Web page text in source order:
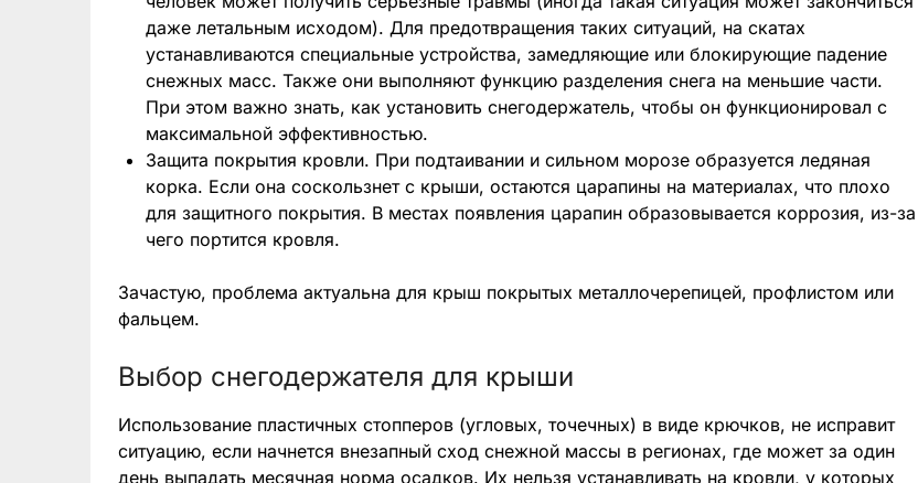
даже летальным исходом). Для предотвращения таких ситуаций, на скатах
устанавливаются специальные устройства, замедляющие или блокирующие падение
снежных масс. Также они выполняют функцию разделения снега на меньшие части.
При этом важно знать, как установить снегодержатель, чтобы он функционировал с
максимальной эффективностью.
Защита покрытия кровли. При подтаивании и сильном морозе образуется ледяная
корка. Если она соскользнет с крыши, остаются царапины на материалах, что плохо
для защитного покрытия. В местах появления царапин образовывается коррозия, из-за
чего портится кровля.
Зачастую, проблема актуальна для крыш покрытых металлочерепицей, профлистом или
фальцем.
Выбор снегодержателя для крыши
Использование пластичных стопперов (угловых, точечных) в виде крючков, не исправит
ситуацию, если начнется внезапный сход снежной массы в регионах, где может за один
день выпадать месячная норма осадков. Их нельзя устанавливать на кровли, у которых